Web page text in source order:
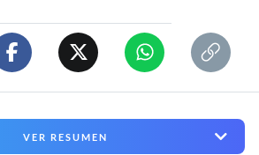
VER RESUMEN